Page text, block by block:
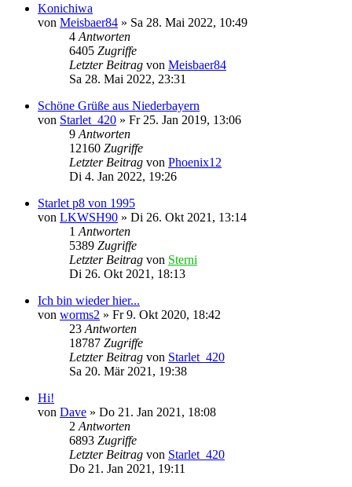
Konichiwa
von Meisbaer84 » Sa 28. Mai 2022, 10:49
4 Antworten
6405 Zugriffe
Letzter Beitrag von Meisbaer84
Sa 28. Mai 2022, 23:31
Schöne Grüße aus Niederbayern
von Starlet_420 » Fr 25. Jan 2019, 13:06
9 Antworten
12160 Zugriffe
Letzter Beitrag von Phoenix12
Di 4. Jan 2022, 19:26
Starlet p8 von 1995
von LKWSH90 » Di 26. Okt 2021, 13:14
1 Antworten
5389 Zugriffe
Letzter Beitrag von Sterni
Di 26. Okt 2021, 18:13
Ich bin wieder hier...
von worms2 » Fr 9. Okt 2020, 18:42
23 Antworten
18787 Zugriffe
Letzter Beitrag von Starlet_420
Sa 20. Mär 2021, 19:38
Hi!
von Dave » Do 21. Jan 2021, 18:08
2 Antworten
6893 Zugriffe
Letzter Beitrag von Starlet_420
Do 21. Jan 2021, 19:11